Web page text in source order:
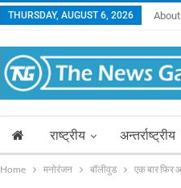
THURSDAY, AUGUST 6, 2026
राष्ट्रीय अन्तर्राष्ट्रीय
Home मनोरंजन बॉलीवुड एक बार फिर